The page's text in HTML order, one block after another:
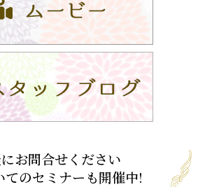
お問合せください
てのセミナーも開催中!